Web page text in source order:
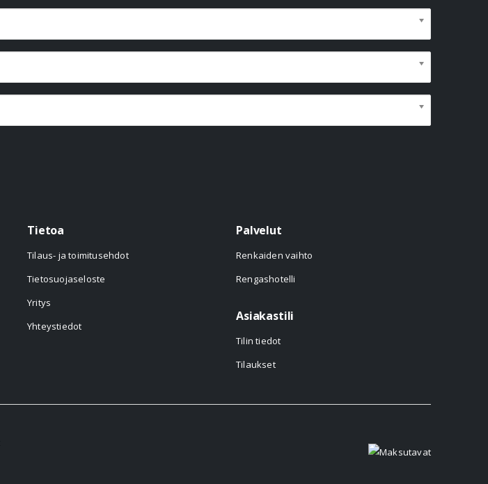
Tietoa
Tilaus- ja toimitusehdot
Tietosuojaseloste
Yritys
Yhteystiedot
Palvelut
Renkaiden vaihto
Rengashotelli
Asiakastili
Tilin tiedot
Tilaukset